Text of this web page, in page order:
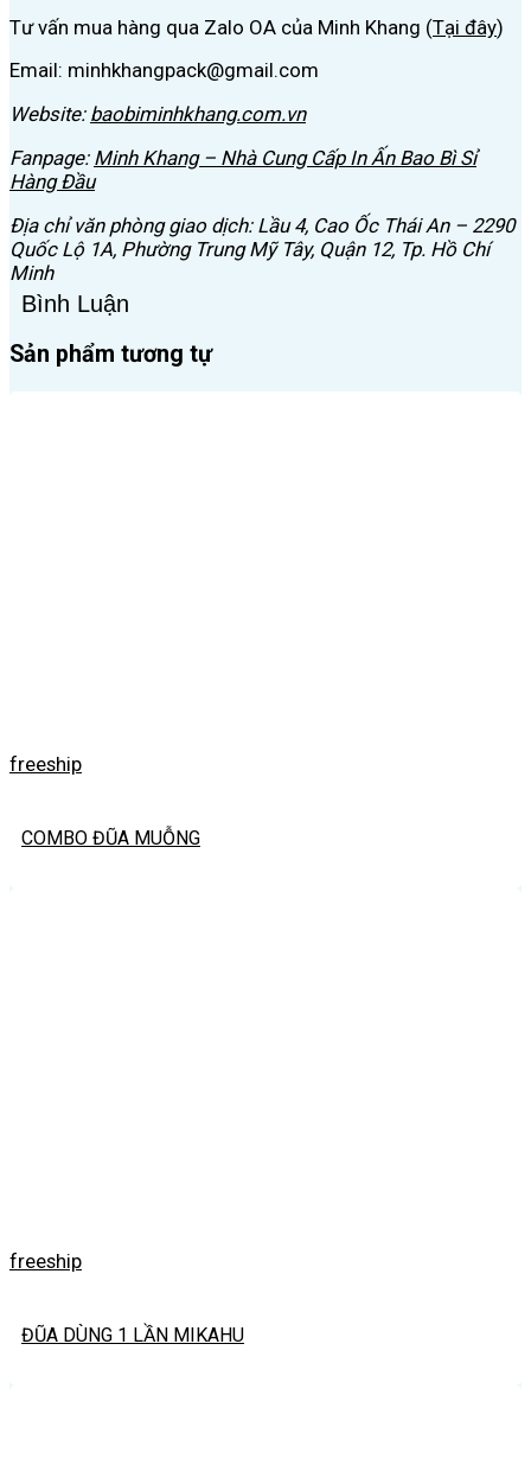
Tư vấn mua hàng qua Zalo OA của Minh Khang (Tại đây)
Email: minhkhangpack@gmail.com
Website: baobiminhkhang.com.vn
Fanpage: Minh Khang – Nhà Cung Cấp In Ấn Bao Bì Sỉ
Hàng Đầu
Địa chỉ văn phòng giao dịch: Lầu 4, Cao Ốc Thái An – 2290
Quốc Lộ 1A, Phường Trung Mỹ Tây, Quận 12, Tp. Hồ Chí
Minh
Bình Luận
Sản phẩm tương tự
freeship
COMBO ĐŨA MUỖNG
freeship
ĐŨA DÙNG 1 LẦN MIKAHU